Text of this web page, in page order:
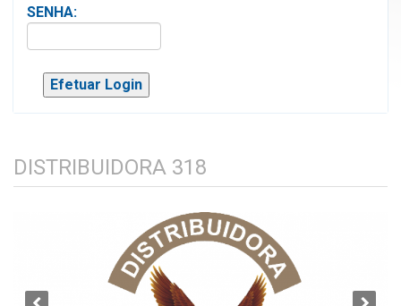
SENHA:
DISTRIBUIDORA 318